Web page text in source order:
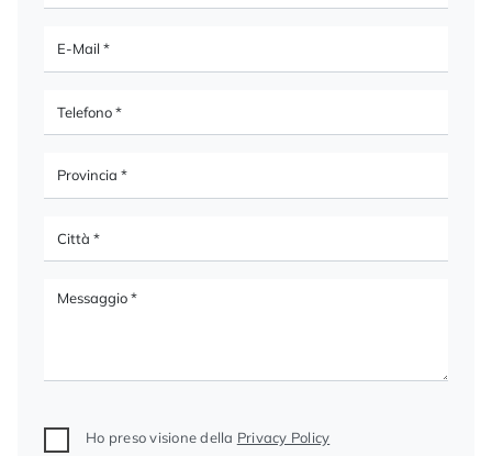
Ho preso visione della Privacy Policy